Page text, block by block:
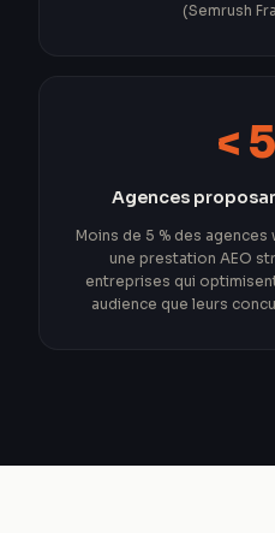
(Semrush
<
Agences
Moins de 5 % des
une prestation AEO
entreprises qui
audience que leurs